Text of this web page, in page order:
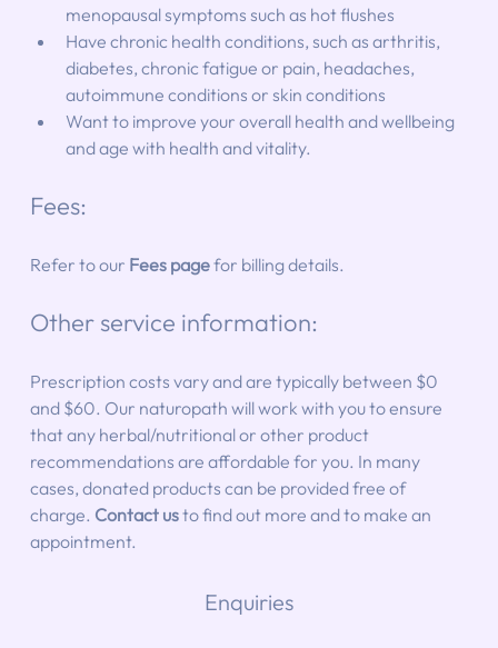
menopausal symptoms such as hot flushes
Have chronic health conditions, such as arthritis,
diabetes, chronic fatigue or pain, headaches,
autoimmune conditions or skin conditions
Want to improve your overall health and wellbeing
and age with health and vitality.
Fees:
Refer to our Fees page for billing details.
Other service information:
Prescription costs vary and are typically between $0
and $60. Our naturopath will work with you to ensure
that any herbal/nutritional or other product
recommendations are affordable for you. In many
cases, donated products can be provided free of
charge. Contact us to find out more and to make an
appointment.
Enquiries